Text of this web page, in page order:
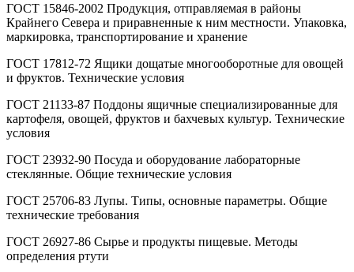
ГОСТ 15846-2002 Продукция, отправляемая в районы
Крайнего Севера и приравненные к ним местности. Упаковка,
маркировка, транспортирование и хранение
ГОСТ 17812-72 Ящики дощатые многооборотные для овощей
и фруктов. Технические условия
ГОСТ 21133-87 Поддоны ящичные специализированные для
картофеля, овощей, фруктов и бахчевых культур. Технические
условия
ГОСТ 23932-90 Посуда и оборудование лабораторные
стеклянные. Общие технические условия
ГОСТ 25706-83 Лупы. Типы, основные параметры. Общие
технические требования
ГОСТ 26927-86 Сырье и продукты пищевые. Методы
определения ртути